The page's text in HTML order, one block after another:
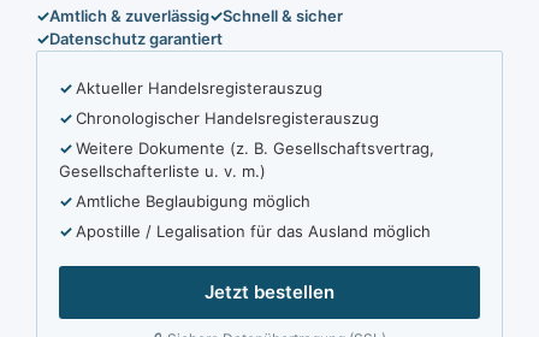
Amtlich & zuverlässig
Schnell & sicher
Datenschutz garantiert
Aktueller Handelsregisterauszug
Chronologischer Handelsregisterauszug
Weitere Dokumente (z. B. Gesellschaftsvertrag,
Gesellschafterliste u. v. m.)
Amtliche Beglaubigung möglich
Apostille / Legalisation für das Ausland möglich
Jetzt bestellen